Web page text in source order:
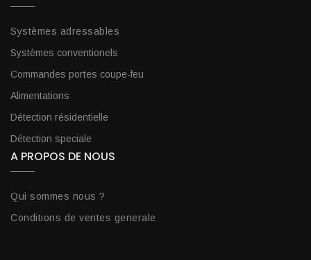
Systèmes adressables
Systèmes conventionels
Commandes portes coupe-feu
Alimentations
Détection résidentielle
Détection speciale
A PROPOS DE NOUS
Qui sommes nous ?
Conditions de ventes generale